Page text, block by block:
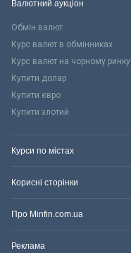
Валютний аукціон
Обмін валют
Курс валют в обмінниках
Курс валют на чорному ринку
Купити долар
Купити євро
Купити злотий
Курси по містах
Корисні сторінки
Про Minfin.com.ua
Реклама